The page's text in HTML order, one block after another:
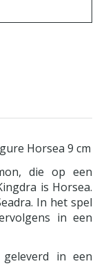
Horsea 9 cm
die op een
is Horsea.
In het spel
in een
in een